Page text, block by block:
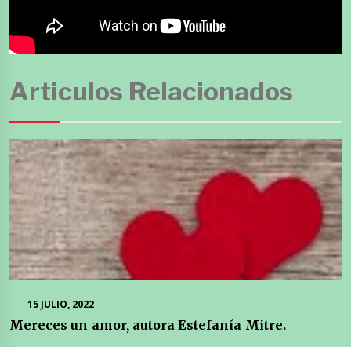
Articulos Relacionados
15 JULIO, 2022
Mereces un amor, autora Estefanía Mitre.